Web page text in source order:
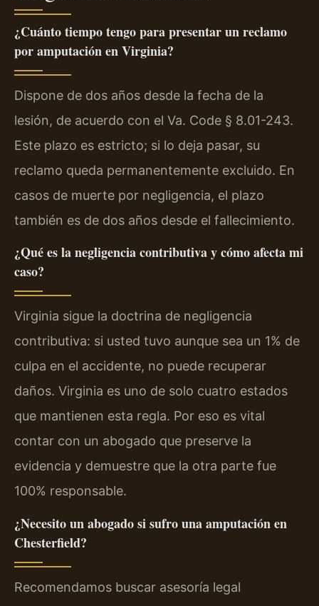
¿Cuánto tiempo tengo para presentar un reclamo
por amputación en Virginia?
Dispone de dos años desde la fecha de la
lesión, de acuerdo con el Va. Code § 8.01-243.
Este plazo es estricto; si lo deja pasar, su
reclamo queda permanentemente excluido. En
casos de muerte por negligencia, el plazo
también es de dos años desde el fallecimiento.
¿Qué es la negligencia contributiva y cómo afecta mi
caso?
Virginia sigue la doctrina de negligencia
contributiva: si usted tuvo aunque sea un 1% de
culpa en el accidente, no puede recuperar
daños. Virginia es uno de solo cuatro estados
que mantienen esta regla. Por eso es vital
contar con un abogado que preserve la
evidencia y demuestre que la otra parte fue
100% responsable.
¿Necesito un abogado si sufro una amputación en
Chesterfield?
Recomendamos buscar asesoría legal